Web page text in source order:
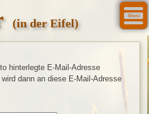
Menü
(in der Eifel)
hinterlegte E-Mail-Adresse
dann an diese E-Mail-Adresse